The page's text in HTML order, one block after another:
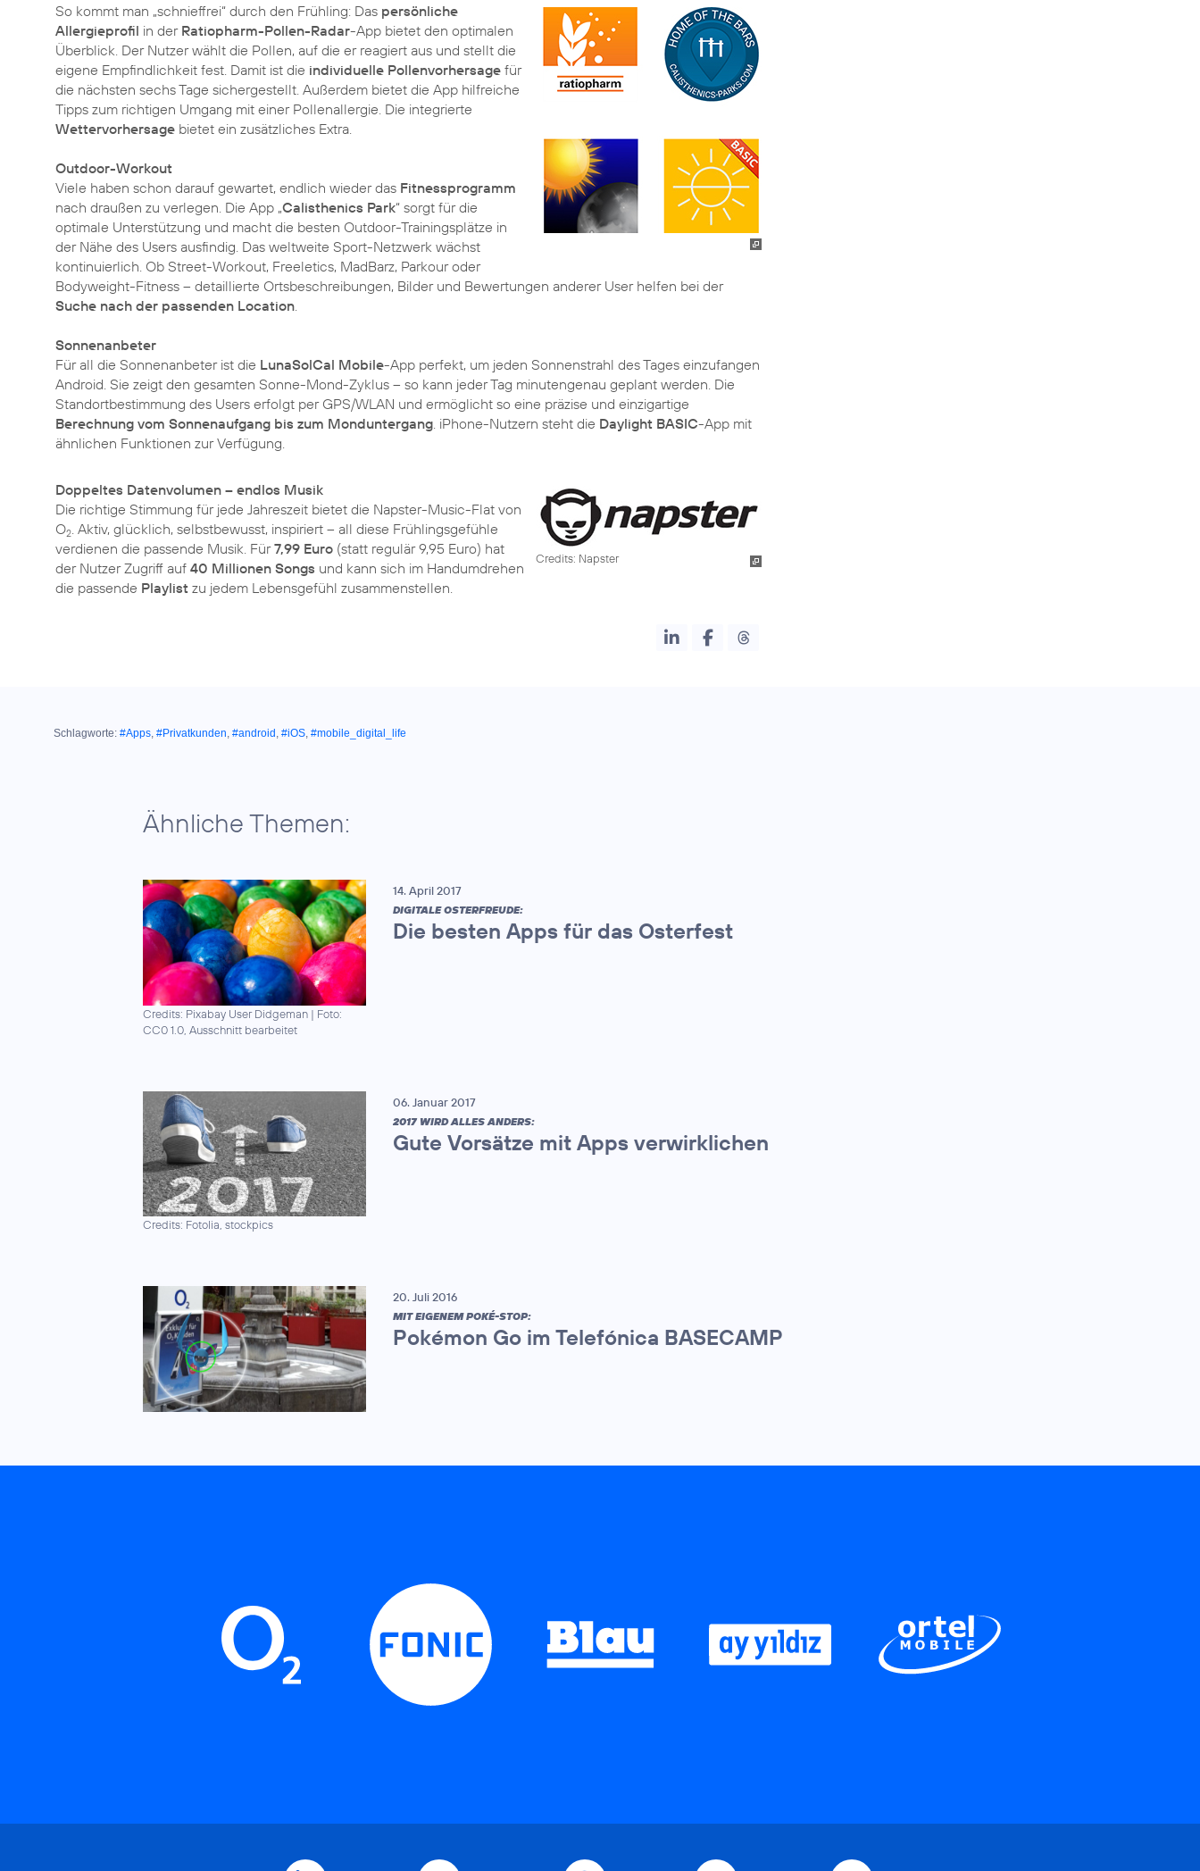
So kommt man „schnieffrei“ durch den Frühling: Das persönliche
Allergieprofil in der Ratiopharm-Pollen-Radar-App bietet den optimalen
Überblick. Der Nutzer wählt die Pollen, auf die er reagiert aus und stellt die
eigene Empfindlichkeit fest. Damit ist die individuelle Pollenvorhersage für
die nächsten sechs Tage sichergestellt. Außerdem bietet die App hilfreiche
Tipps zum richtigen Umgang mit einer Pollenallergie. Die integrierte
Wettervorhersage bietet ein zusätzliches Extra.
Outdoor-Workout
Viele haben schon darauf gewartet, endlich wieder das Fitnessprogramm
nach draußen zu verlegen. Die App „Calisthenics Park“ sorgt für die
optimale Unterstützung und macht die besten Outdoor-Trainingsplätze in
der Nähe des Users ausfindig. Das weltweite Sport-Netzwerk wächst
kontinuierlich. Ob Street-Workout, Freeletics, MadBarz, Parkour oder
Bodyweight-Fitness – detaillierte Ortsbeschreibungen, Bilder und Bewertungen anderer User helfen bei der
Suche nach der passenden Location.
Sonnenanbeter
Für all die Sonnenanbeter ist die LunaSolCal Mobile-App perfekt, um jeden Sonnenstrahl des Tages einzufangen
Android. Sie zeigt den gesamten Sonne-Mond-Zyklus – so kann jeder Tag minutengenau geplant werden. Die
Standortbestimmung des Users erfolgt per GPS/WLAN und ermöglicht so eine präzise und einzigartige
Berechnung vom Sonnenaufgang bis zum Monduntergang. iPhone-Nutzern steht die Daylight BASIC-App mit
ähnlichen Funktionen zur Verfügung.
Credits: Napster
Doppeltes Datenvolumen – endlos Musik
Die richtige Stimmung für jede Jahreszeit bietet die Napster-Music-Flat von
O2. Aktiv, glücklich, selbstbewusst, inspiriert – all diese Frühlingsgefühle
verdienen die passende Musik. Für7,99 Euro (statt regulär 9,95 Euro) hat
der Nutzer Zugriff auf 40 Millionen Songs und kann sich im Handumdrehen
die passende Playlist zu jedem Lebensgefühl zusammenstellen.
Schlagworte: #Apps, #Privatkunden, #android , #iOS, #mobile_digital_life
Ähnliche Themen:
Credits: Pixabay User Didgeman | Foto:
CC0 1.0, Ausschnitt bearbeitet
14. April 2017
DIGITALE OSTERFREUDE:
Die besten Apps für das Osterfest
Credits: Fotolia, stockpics
06. Januar 2017
2017 WIRD ALLES ANDERS:
Gute Vorsätze mit Apps verwirklichen
20. Juli 2016
MIT EIGENEM POKÉ-STOP:
Pokémon Go im Telefónica BASECAMP